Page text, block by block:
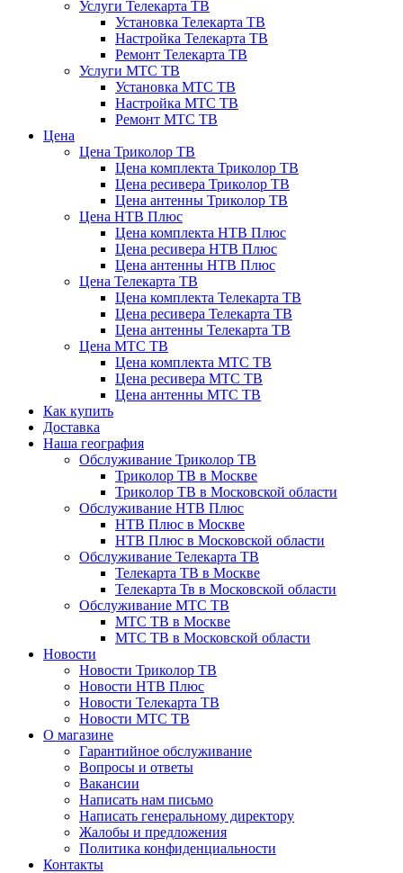
Услуги Телекарта ТВ
Установка Телекарта ТВ
Настройка Телекарта ТВ
Ремонт Телекарта ТВ
Услуги МТС ТВ
Установка МТС ТВ
Настройка МТС ТВ
Ремонт МТС ТВ
Цена
Цена Триколор ТВ
Цена комплекта Триколор ТВ
Цена ресивера Триколор ТВ
Цена антенны Триколор ТВ
Цена НТВ Плюс
Цена комплекта НТВ Плюс
Цена ресивера НТВ Плюс
Цена антенны НТВ Плюс
Цена Телекарта ТВ
Цена комплекта Телекарта ТВ
Цена ресивера Телекарта ТВ
Цена антенны Телекарта ТВ
Цена МТС ТВ
Цена комплекта МТС ТВ
Цена ресивера МТС ТВ
Цена антенны МТС ТВ
Как купить
Доставка
Наша география
Обслуживание Триколор ТВ
Триколор ТВ в Москве
Триколор ТВ в Московской области
Обслуживание НТВ Плюс
НТВ Плюс в Москве
НТВ Плюс в Московской области
Обслуживание Телекарта ТВ
Телекарта ТВ в Москве
Телекарта Тв в Московской области
Обслуживание МТС ТВ
МТС ТВ в Москве
МТС ТВ в Московской области
Новости
Новости Триколор ТВ
Новости НТВ Плюс
Новости Телекарта ТВ
Новости МТС ТВ
О магазине
Гарантийное обслуживание
Вопросы и ответы
Вакансии
Написать нам письмо
Написать генеральному директору
Жалобы и предложения
Политика конфиденциальности
Контакты